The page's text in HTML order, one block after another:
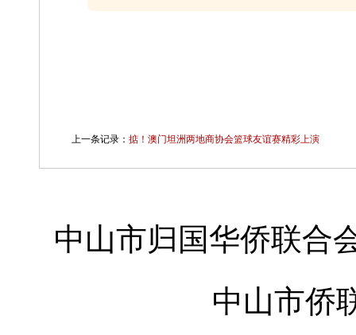
上一条记录： 掂！澳门坦洲两地商协会篮球友谊赛精彩上演
中山市归国华侨联合
中山市侨